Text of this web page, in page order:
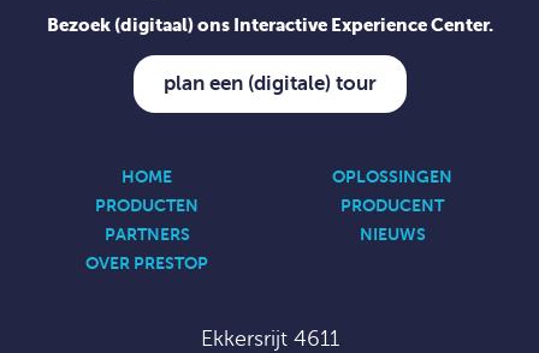
Bezoek (digitaal) ons Interactive Experience Center.
plan een (digitale) tour
HOME
OPLOSSINGEN
PRODUCTEN
PRODUCENT
PARTNERS
NIEUWS
OVER PRESTOP
Ekkersrijt 4611